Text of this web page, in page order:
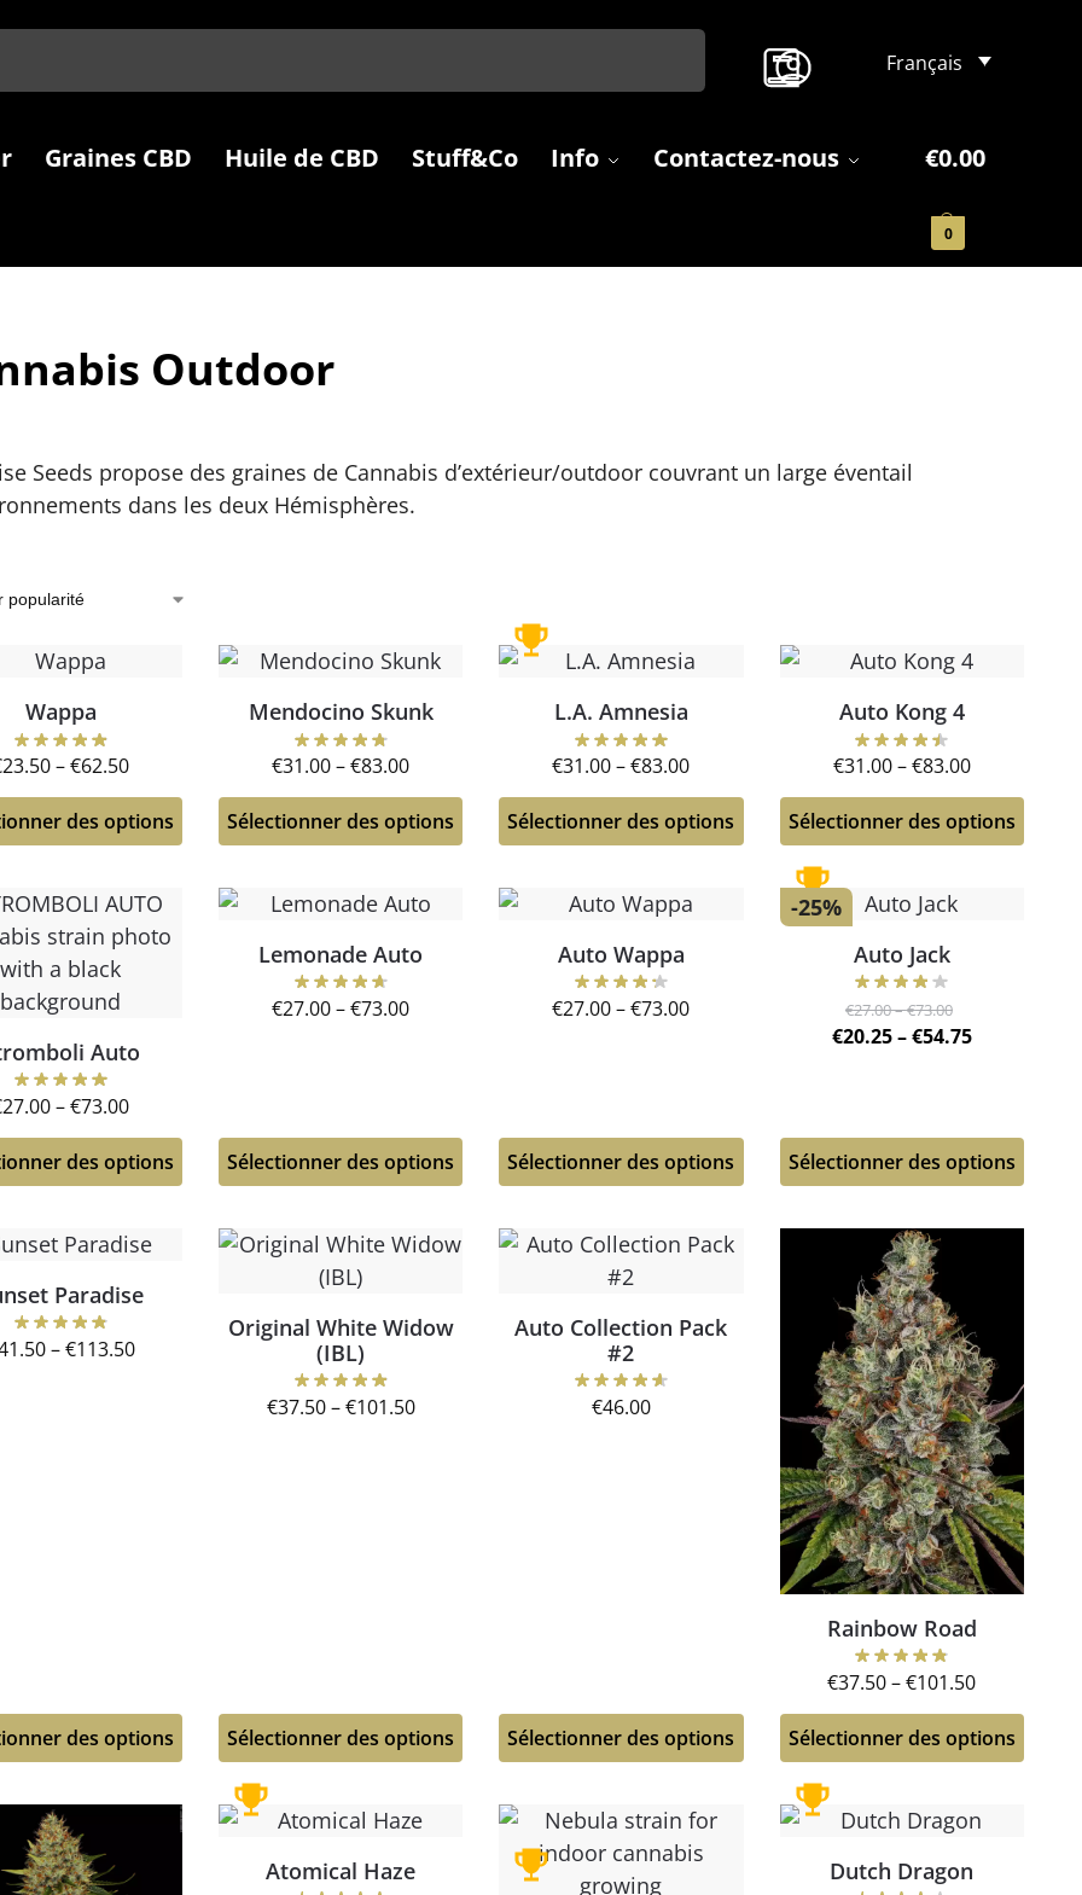
Français
Graines CBD Huile de CBD Stuff&Co Info Contactez-nous €0.00
0
Outdoor
Seeds propose des graines de Cannabis d’extérieur/outdoor couvrant un large éventail
dans les deux Hémisphères.
Wappa
23.50–€62.50
des options
Mendocino Skunk
€31.00–€83.00
Sélectionner des options
L.A. Amnesia
€31.00 – €83.00
Sélectionner des options
Auto Kong 4
€31.00–€83.00
Sélectionner des options
Auto
27.00–€73.00
des options
Lemonade Auto
€27.00–€73.00
Sélectionner des options
Auto Wappa
€27.00 – €73.00
Sélectionner des options
-25%
Auto Jack
€27.00–€73.00
€20.25–€54.75
Sélectionner des options
Paradise
–€113.50
des options
Original White Widow
(IBL)
€37.50–€101.50
Sélectionner des options
Auto Collection Pack
#2
€46.00
Sélectionner des options
Rainbow Road
€37.50–€101.50
Sélectionner des options
Atomical Haze Dutch Dragon